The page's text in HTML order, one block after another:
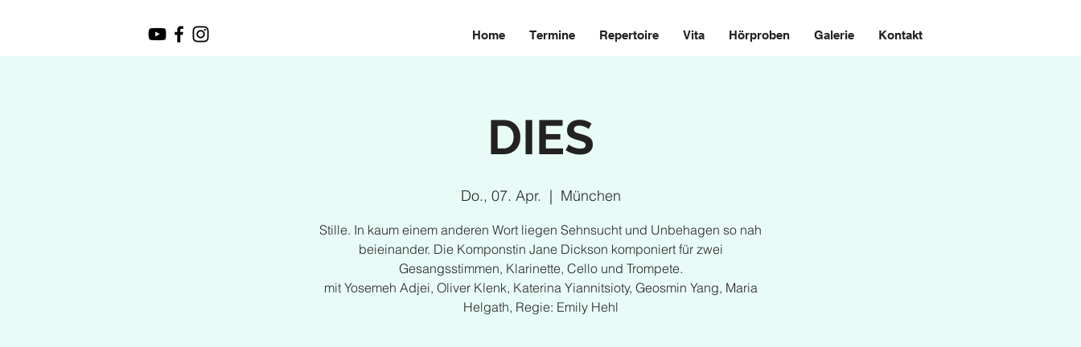
Home Termine Repertoire Vita Hörproben Galerie Kontakt
DIES
Do., 07. Apr.
  |
München
Stille. In kaum einem anderen Wort liegen Sehnsucht und Unbehagen so nah
beieinander. Die Komponstin Jane Dickson komponiert für zwei
Gesangsstimmen, Klarinette, Cello und Trompete.
mit Yosemeh Adjei, Oliver Klenk, Katerina Yiannitsioty, Geosmin Yang, Maria
Helgath, Regie: Emily Hehl